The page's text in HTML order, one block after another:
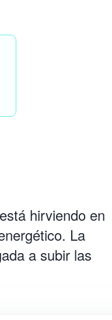
hirviendo en
La
a subir las